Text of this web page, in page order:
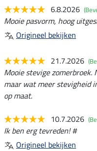
6.8.2026
Mooie pasvorm, hoog
Origineel bekijken
21.7.2026
Mooie stevige
maar wat meer stevigheid
op maat.
10.7.2026
Ik ben erg tevreden! #
Origineel bekijken